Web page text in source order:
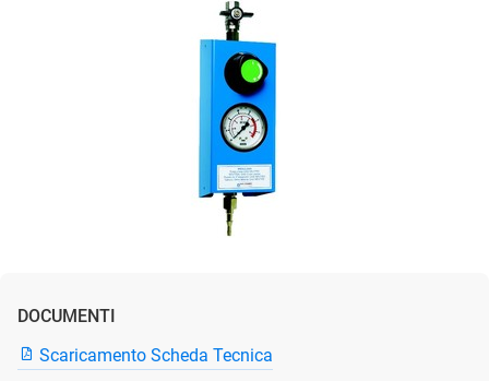
DOCUMENTI
Scaricamento Scheda Tecnica